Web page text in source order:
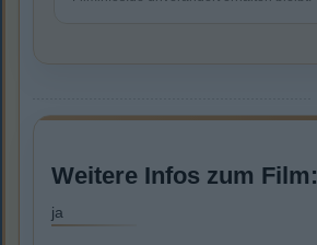
Weitere Infos zum Film:
ja